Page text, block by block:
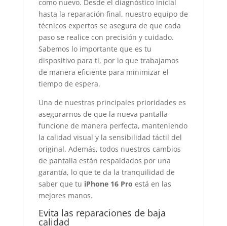
como nuevo. Desde el diagnóstico inicial
hasta la reparación final, nuestro equipo de
técnicos expertos se asegura de que cada
paso se realice con precisión y cuidado.
Sabemos lo importante que es tu
dispositivo para ti, por lo que trabajamos
de manera eficiente para minimizar el
tiempo de espera.
Una de nuestras principales prioridades es
asegurarnos de que la nueva pantalla
funcione de manera perfecta, manteniendo
la calidad visual y la sensibilidad táctil del
original. Además, todos nuestros cambios
de pantalla están respaldados por una
garantía, lo que te da la tranquilidad de
saber que tu iPhone 16 Pro está en las
mejores manos.
Evita las reparaciones de baja
calidad